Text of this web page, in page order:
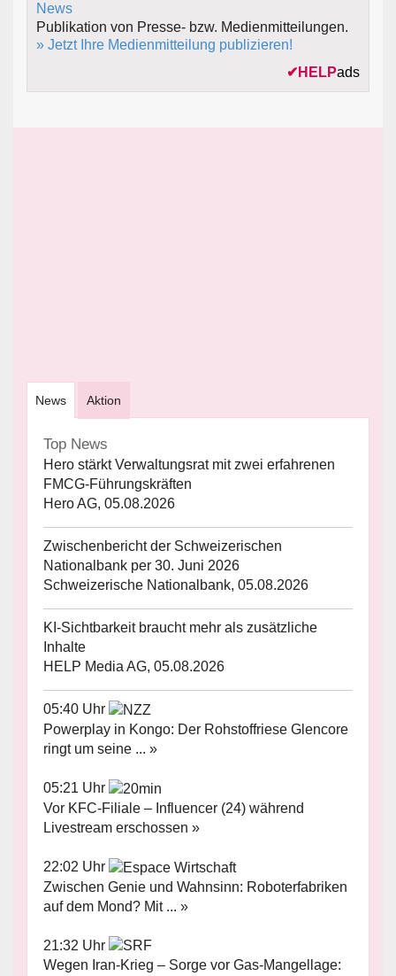
Publikation von Presse- bzw. Medienmitteilungen.
» Jetzt Ihre Medienmitteilung publizieren!
✔ HELPads
News Aktion
Top News
Hero stärkt Verwaltungsrat mit zwei erfahrenen
FMCG-Führungskräften
Hero AG, 05.08.2026
Zwischenbericht der Schweizerischen
Nationalbank per 30. Juni 2026
Schweizerische Nationalbank, 05.08.2026
KI-Sichtbarkeit braucht mehr als zusätzliche
Inhalte
HELP Media AG, 05.08.2026
05:40 Uhr
Powerplay in Kongo: Der Rohstoffriese Glencore
ringt um seine ... »
05:21 Uhr
Vor KFC-Filiale – Influencer (24) während
Livestream erschossen »
22:02 Uhr
Zwischen Genie und Wahnsinn: Roboterfabriken
auf dem Mond? Mit ... »
21:32 Uhr
Wegen Iran-Krieg – Sorge vor Gas-Mangellage: